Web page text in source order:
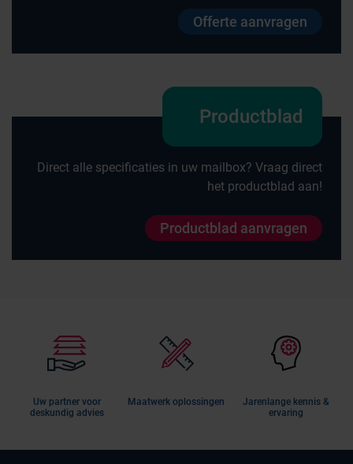
Offerte aanvragen
Productblad
Direct alle specificaties in uw mailbox? Vraag direct
het productblad aan!
Productblad aanvragen
Uw partner voor
deskundig advies
Maatwerk oplossingen
Jarenlange kennis &
ervaring